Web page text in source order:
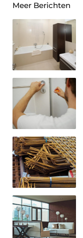
Meer Berichten